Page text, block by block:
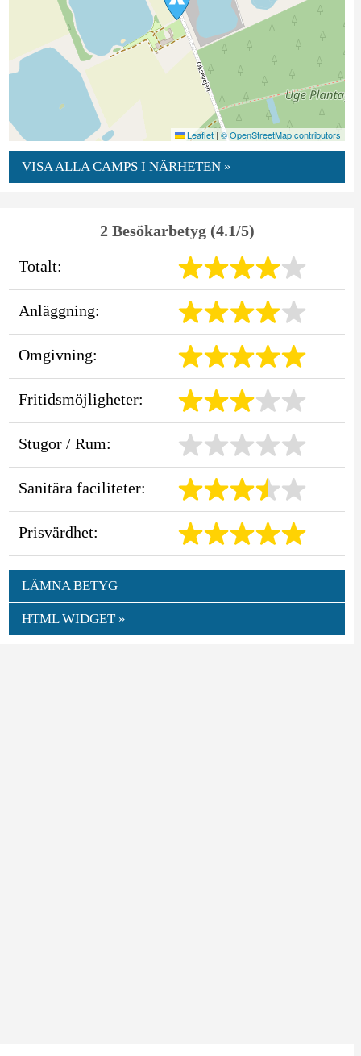
Leaflet | © OpenStreetMap contributors
VISA ALLA CAMPS I NÄRHETEN »
2 Besökarbetyg (4.1/5)
Totalt:
Anläggning:
Omgivning:
Fritidsmöjligheter:
Stugor / Rum:
Sanitära faciliteter:
Prisvärdhet:
LÄMNA BETYG
HTML WIDGET »